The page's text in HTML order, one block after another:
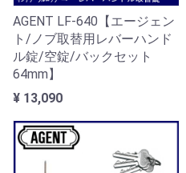
AGENT LF-640【エージェン
ト/ノブ取替用レバーハンド
ル錠/空錠/バックセット
64mm】
¥ 13,090